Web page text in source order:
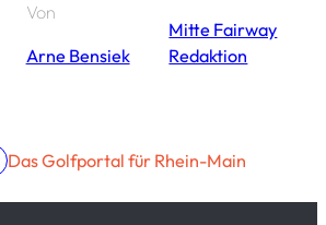
Von
Arne Bensiek
Mitte Fairway
Redaktion
Das Golfportal für Rhein-Main